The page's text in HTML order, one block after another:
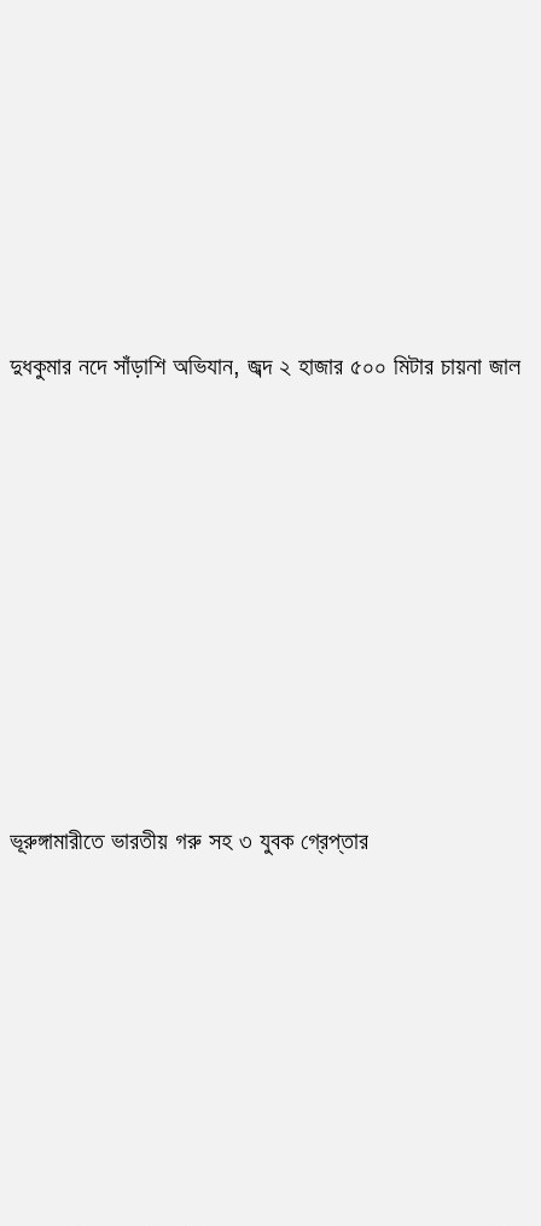
দুধকুমার নদে সাঁড়াশি অভিযান, জব্দ ২ হাজার ৫০০ মিটার চায়না জাল
ভূরুঙ্গামারীতে ভারতীয় গরু সহ ৩ যুবক গ্রেপ্তার